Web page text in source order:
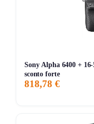
Chi ha testato la OM-
soprattutto la sua
ideale per viaggi e
allo stabilizzatore
vibrazioni. Tuttavia,
apprendimento iniziale
Sony Alpha 6400 +
sconto forte
818,78 €